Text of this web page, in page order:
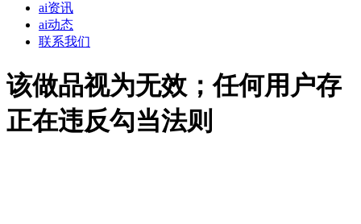
ai资讯
ai动态
联系我们
该做品视为无效；任何用户存
正在违反勾当法则